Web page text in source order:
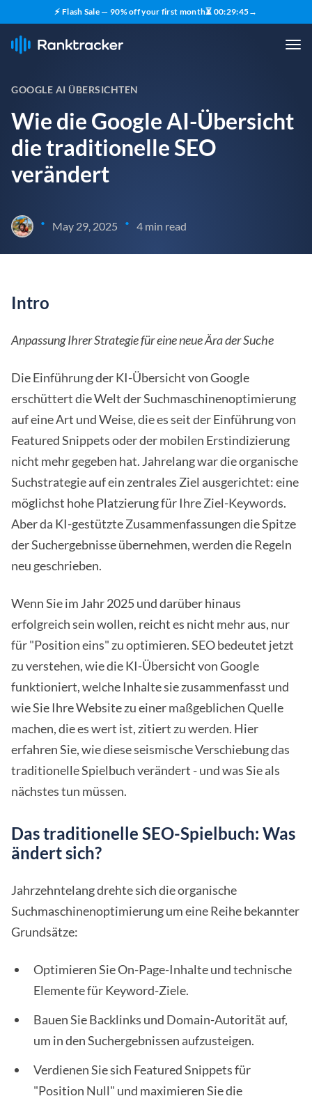
⚡ Flash Sale — 90% off your first month⏳ 00:29:44→
GOOGLE AI ÜBERSICHTEN
Wie die Google AI-Übersicht
die traditionelle SEO
verändert
• May 29, 2025 • 4 min read
Intro
Anpassung Ihrer Strategie für eine neue Ära der Suche
Die Einführung der KI-Übersicht von Google
erschüttert die Welt der Suchmaschinenoptimierung
auf eine Art und Weise, die es seit der Einführung von
Featured Snippets oder der mobilen Erstindizierung
nicht mehr gegeben hat. Jahrelang war die organische
Suchstrategie auf ein zentrales Ziel ausgerichtet: eine
möglichst hohe Platzierung für Ihre Ziel-Keywords.
Aber da KI-gestützte Zusammenfassungen die Spitze
der Suchergebnisse übernehmen, werden die Regeln
neu geschrieben.
Wenn Sie im Jahr 2025 und darüber hinaus
erfolgreich sein wollen, reicht es nicht mehr aus, nur
für "Position eins" zu optimieren. SEO bedeutet jetzt
zu verstehen, wie die KI-Übersicht von Google
funktioniert, welche Inhalte sie zusammenfasst und
wie Sie Ihre Website zu einer maßgeblichen Quelle
machen, die es wert ist, zitiert zu werden. Hier
erfahren Sie, wie diese seismische Verschiebung das
traditionelle Spielbuch verändert - und was Sie als
nächstes tun müssen.
Das traditionelle SEO-Spielbuch: Was
ändert sich?
Jahrzehntelang drehte sich die organische
Suchmaschinenoptimierung um eine Reihe bekannter
Grundsätze:
Optimieren Sie On-Page-Inhalte und technische
Elemente für Keyword-Ziele.
Bauen Sie Backlinks und Domain-Autorität auf,
um in den Suchergebnissen aufzusteigen.
Verdienen Sie sich Featured Snippets für
"Position Null" und maximieren Sie die